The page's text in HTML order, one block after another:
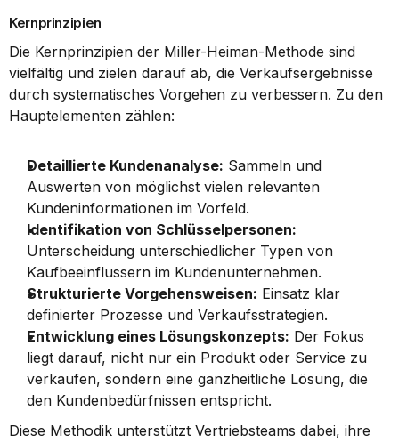
Kernprinzipien
Die Kernprinzipien der Miller-Heiman-Methode sind
vielfältig und zielen darauf ab, die Verkaufsergebnisse
durch systematisches Vorgehen zu verbessern. Zu den
Hauptelementen zählen:
Detaillierte Kundenanalyse: Sammeln und
Auswerten von möglichst vielen relevanten
Kundeninformationen im Vorfeld.
Identifikation von Schlüsselpersonen:
Unterscheidung unterschiedlicher Typen von
Kaufbeeinflussern im Kundenunternehmen.
Strukturierte Vorgehensweisen: Einsatz klar
definierter Prozesse und Verkaufsstrategien.
Entwicklung eines Lösungskonzepts: Der Fokus
liegt darauf, nicht nur ein Produkt oder Service zu
verkaufen, sondern eine ganzheitliche Lösung, die
den Kundenbedürfnissen entspricht.
Diese Methodik unterstützt Vertriebsteams dabei, ihre